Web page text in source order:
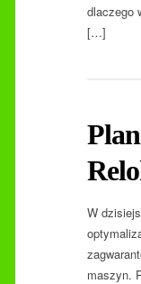
dlaczego
[…]
W
maszyn.